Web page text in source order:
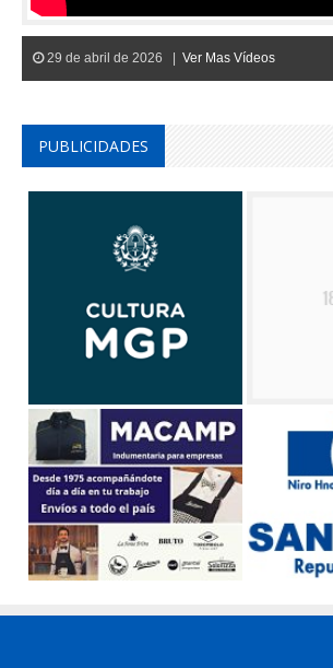
29 de abril de 2026 | Ver Mas Vídeos
PUBLICIDADES